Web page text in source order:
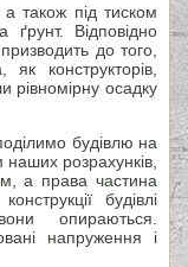
а також під тиском
Відповідно
до того,
конструкторів,
рівномірну осадку
будівлю на
наших розрахунків,
а права частина
будівлі
опираються.
напруження і